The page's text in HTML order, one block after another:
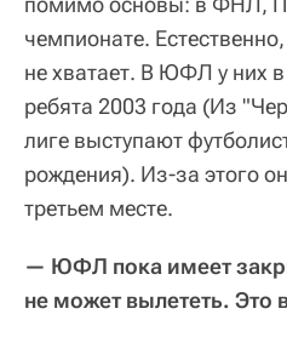
чемпионате.
не хватает. В ЮФЛ у них
ребята 2003 года (Из
лиге выступают
рождения). Из-за этого
третьем месте.
— ЮФЛ пока имеет
не может вылететь. Это